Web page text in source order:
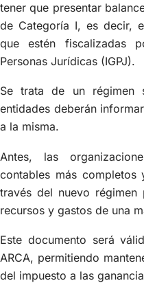
tener que presentar
de Categoría I, es decir,
que estén fiscalizadas
Personas Jurídicas (IGPJ).
Se trata de un régimen
entidades deberán
a la misma.
Antes, las
contables más
través del nuevo
recursos y gastos de una
Este documento será
ARCA, permitiendo
del impuesto a las